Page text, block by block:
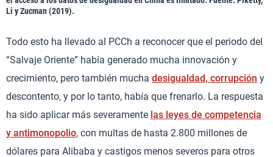
Li y Zucman (2019).
Todo esto ha llevado al PCCh a reconocer que el periodo del
“Salvaje Oriente” había generado mucha innovación y
crecimiento, pero también mucha desigualdad, corrupción y
descontento, y por lo tanto, había que frenarlo. La respuesta
ha sido aplicar más severamente las leyes de competencia
y antimonopolio, con multas de hasta 2.800 millones de
dólares para Alibaba y castigos menos severos para otros